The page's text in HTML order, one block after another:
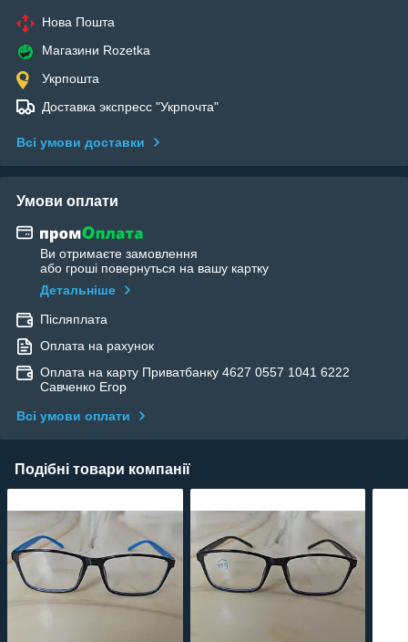
Нова Пошта
Магазини Rozetka
Укрпошта
Доставка экспресс "Укрпочта"
Всі умови доставки
Умови оплати
Ви отримаєте замовлення
або гроші повернуться на вашу картку
Детальніше
Післяплата
Оплата на рахунок
Оплата на карту Приватбанку 4627 0557 1041 6222
Савченко Егор
Всі умови оплати
Подібні товари компанії